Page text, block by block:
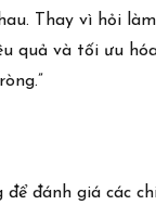
Thay vì hỏi
quả và tối ưu
đánh giá các